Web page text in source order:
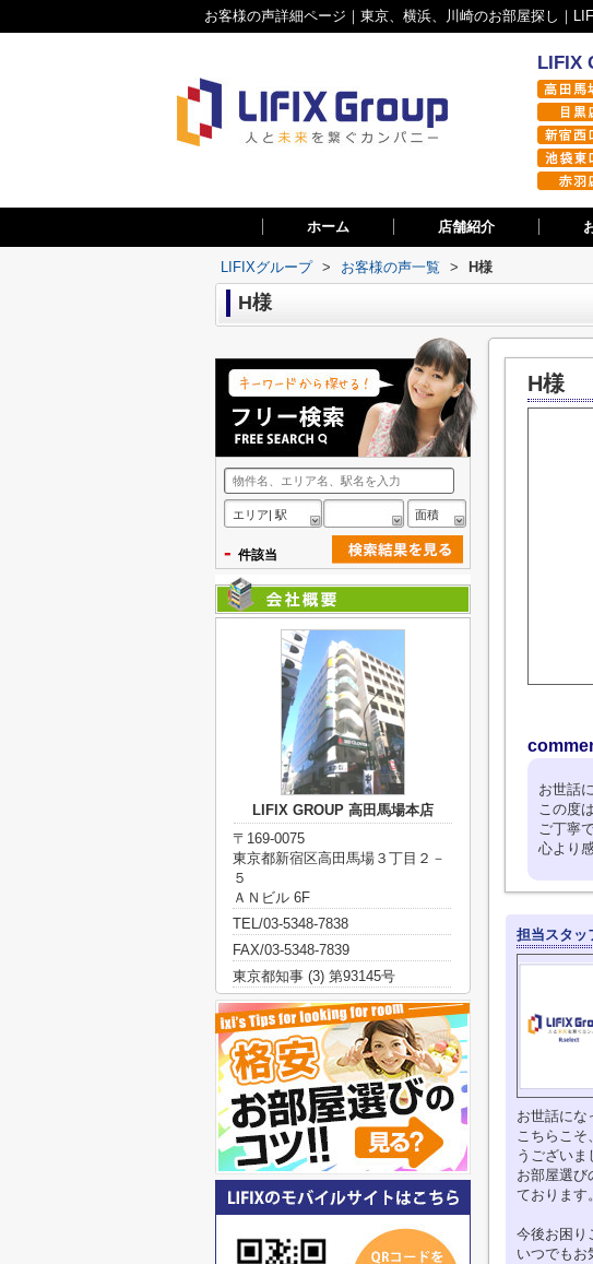
お客様の声詳細ページ｜東京、横浜、川崎のお部屋探し｜
LIFIX
ホーム 店舗紹介
LIFIXグループ > お客様の声一覧 > H様
H様
H様
お世話
この度
ご丁寧
心より
担当スタッ
お世話にな
こちらこそ
うございま
お部屋選び
ております。
今後お困り
いつでもお
エリア| 駅 面積
- 件該当
LIFIX GROUP 高田馬場本店
〒169-0075
東京都新宿区高田馬場３丁目２－
５
ＡＮビル 6F
TEL/03-5348-7838
FAX/03-5348-7839
東京都知事 (3) 第93145号